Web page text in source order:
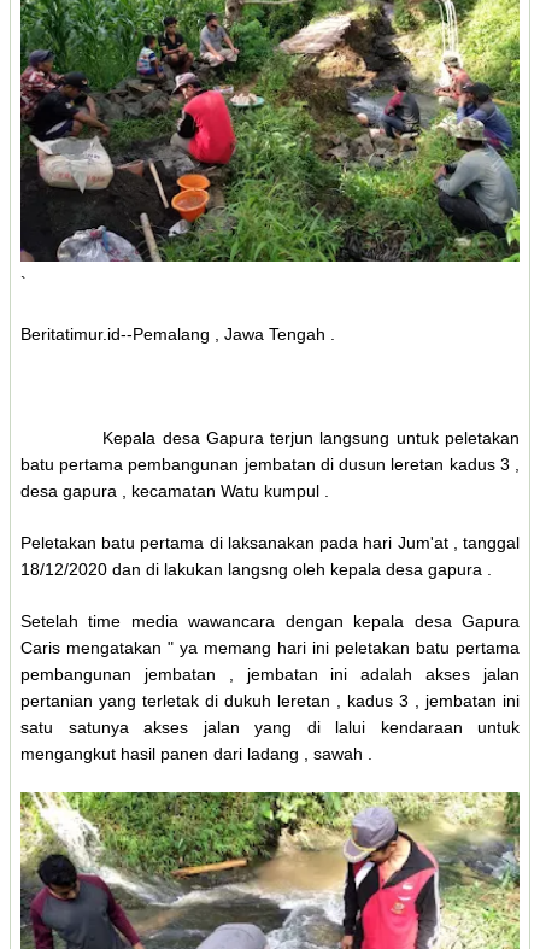
`
Beritatimur.id--Pemalang , Jawa Tengah .
Kepala desa Gapura terjun langsung untuk peletakan
batu pertama pembangunan jembatan di dusun leretan kadus 3 ,
desa gapura , kecamatan Watu kumpul .
Peletakan batu pertama di laksanakan pada hari Jum'at , tanggal
18/12/2020 dan di lakukan langsng oleh kepala desa gapura .
Setelah time media wawancara dengan kepala desa Gapura
Caris mengatakan " ya memang hari ini peletakan batu pertama
pembangunan jembatan , jembatan ini adalah akses jalan
pertanian yang terletak di dukuh leretan , kadus 3 , jembatan ini
satu satunya akses jalan yang di lalui kendaraan untuk
mengangkut hasil panen dari ladang , sawah .